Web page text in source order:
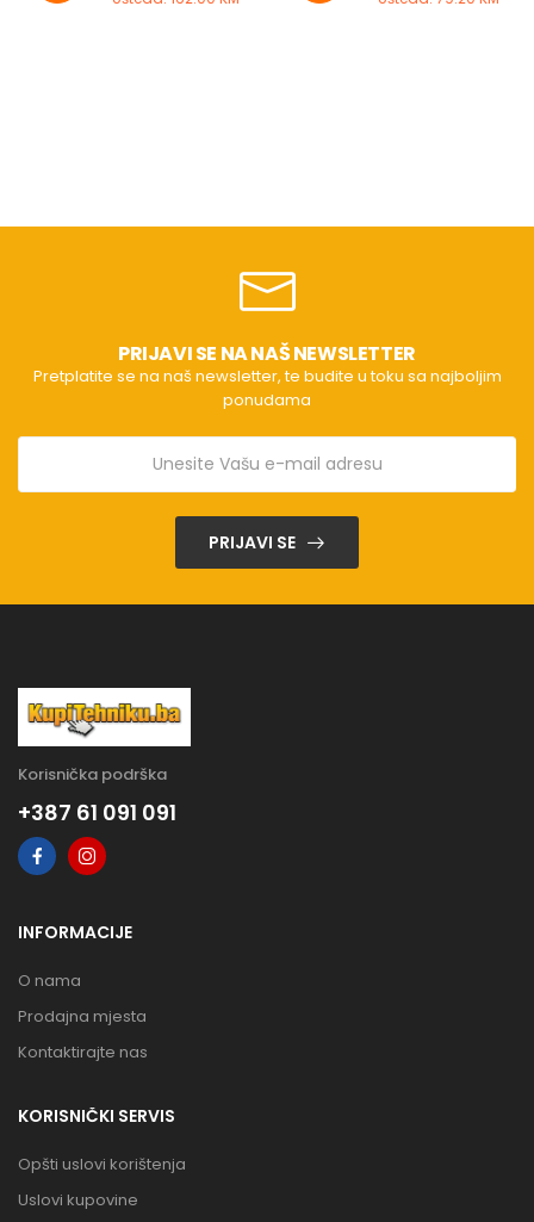
PRIJAVI SE NA NAŠ NEWSLETTER
Pretplatite se na naš newsletter, te budite u toku sa najboljim
ponudama
PRIJAVI SE
Korisnička podrška
+387 61 091 091
INFORMACIJE
O nama
Prodajna mjesta
Kontaktirajte nas
KORISNIČKI SERVIS
Opšti uslovi korištenja
Uslovi kupovine